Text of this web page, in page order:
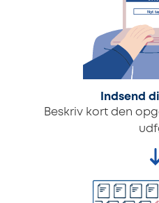
Indsend
Beskriv kort den